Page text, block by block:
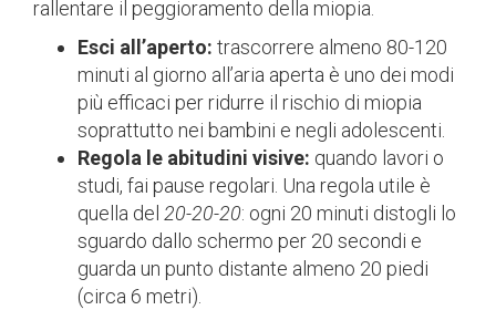
rallentare il peggioramento della miopia.
Esci all’aperto: trascorrere almeno 80-120
minuti al giorno all’aria aperta è uno dei modi
più efficaci per ridurre il rischio di miopia
soprattutto nei bambini e negli adolescenti.
Regola le abitudini visive: quando lavori o
studi, fai pause regolari. Una regola utile è
quella del 20-20-20: ogni 20 minuti distogli lo
sguardo dallo schermo per 20 secondi e
guarda un punto distante almeno 20 piedi
(circa 6 metri).